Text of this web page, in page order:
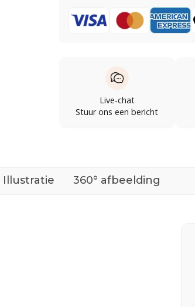
Live-chat
Stuur ons een bericht
Illustratie 360° afbeelding